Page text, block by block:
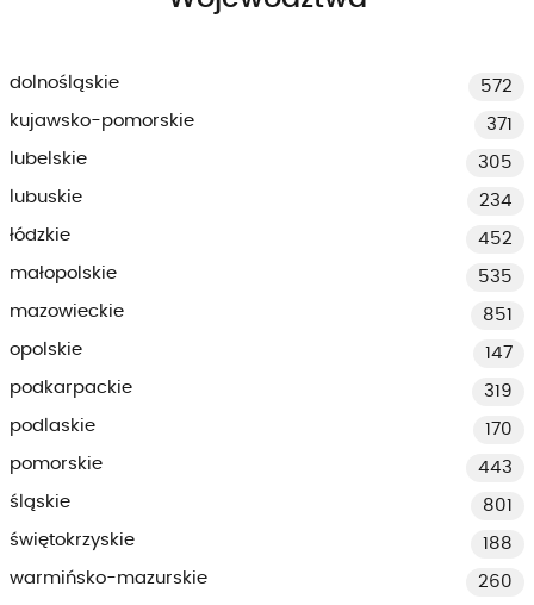
dolnośląskie
572
kujawsko-pomorskie
371
lubelskie
305
lubuskie
234
łódzkie
452
małopolskie
535
mazowieckie
851
opolskie
147
podkarpackie
319
podlaskie
170
pomorskie
443
śląskie
801
świętokrzyskie
188
warmińsko-mazurskie
260